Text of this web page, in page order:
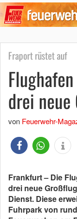
Fraport rüstet auf
drei neue
von Feuerwehr-
Frankfurt – Die
drei neue
Dienst. Diese
Fuhrpark von